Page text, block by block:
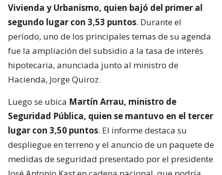
Vivienda y Urbanismo, quien bajó del primer al
segundo lugar con 3,53 puntos. Durante el
período, uno de los principales temas de su agenda
fue la ampliación del subsidio a la tasa de interés
hipotecaria, anunciada junto al ministro de
Hacienda, Jorge Quiroz.
Luego se ubica Martín Arrau, ministro de
Seguridad Pública, quien se mantuvo en el tercer
lugar con 3,50 puntos. El informe destaca su
despliegue en terreno y el anuncio de un paquete de
medidas de seguridad presentado por el presidente